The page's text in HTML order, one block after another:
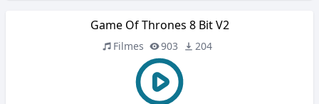
Game Of Thrones 8 Bit V2
Filmes 903 204